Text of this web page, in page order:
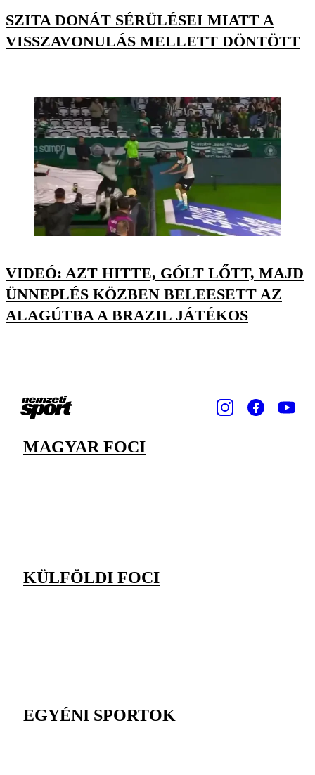
SZITA DONÁT SÉRÜLÉSEI MIATT A
VISSZAVONULÁS MELLETT DÖNTÖTT
VIDEÓ: AZT HITTE, GÓLT LŐTT, MAJD
ÜNNEPLÉS KÖZBEN BELEESETT AZ
ALAGÚTBA A BRAZIL JÁTÉKOS
MAGYAR FOCI
KÜLFÖLDI FOCI
EGYÉNI SPORTOK